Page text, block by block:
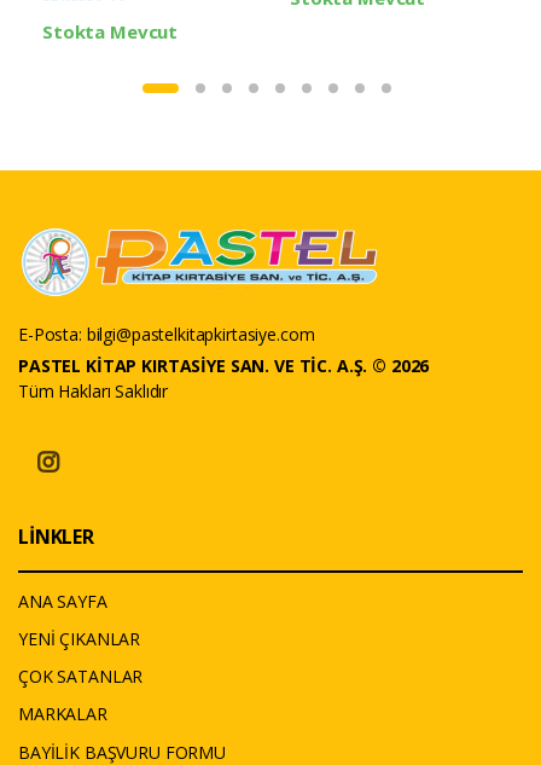
Stokta Mevcut
E-Posta: bilgi@pastelkitapkirtasiye.com
PASTEL KİTAP KIRTASİYE SAN. VE TİC. A.Ş. © 2026
Tüm Hakları Saklıdır
LİNKLER
ANA SAYFA
YENİ ÇIKANLAR
ÇOK SATANLAR
MARKALAR
BAYİLİK BAŞVURU FORMU